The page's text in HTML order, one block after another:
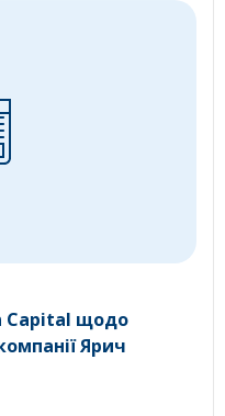
Capital щодо
Ярич